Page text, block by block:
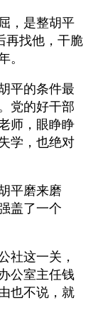
，是整胡平
再找他，干脆
。
平的条件最
党的好干部
师，眼睁睁
学，也绝对
平磨来磨
盖了一个
社这一关，
公室主任钱
也不说，就